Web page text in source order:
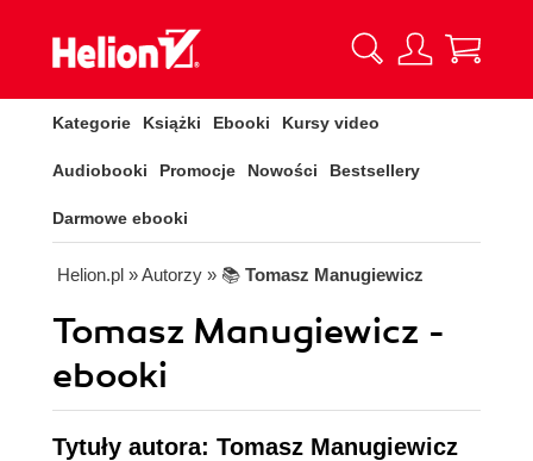
Kategorie Książki Ebooki Kursy video
Audiobooki Promocje Nowości Bestsellery
Darmowe ebooki
Helion.pl » Autorzy » 📚 Tomasz Manugiewicz
Tomasz Manugiewicz -
ebooki
Tytuły autora: Tomasz Manugiewicz